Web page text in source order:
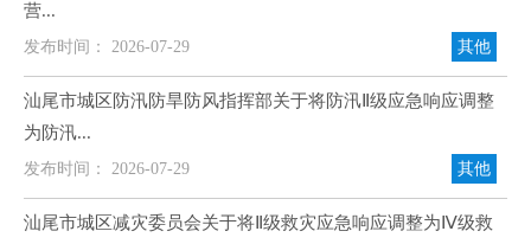
营...
发布时间： 2026-07-29 其他
汕尾市城区防汛防旱防风指挥部关于将防汛Ⅱ级应急响应调整
为防汛...
发布时间： 2026-07-29 其他
汕尾市城区减灾委员会关于将Ⅱ级救灾应急响应调整为Ⅳ级救